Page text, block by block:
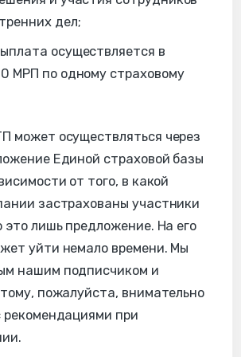
дел;
осуществляется в
МРП по одному страховому
может осуществляться через
Единой страховой базы
от того, в какой
застрахованы участники
это лишь предложение. На его
уйти немало времени. Мы
нашим подписчиком и
пожалуйста, внимательно
рекомендациями при